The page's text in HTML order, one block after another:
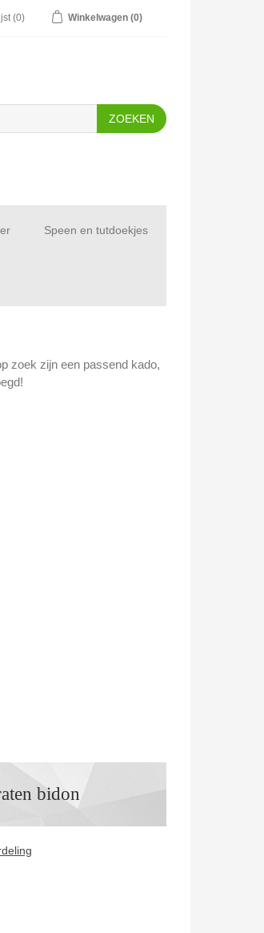
(0) Winkelwagen (0)
Speen en tutdoekjes
zoek zijn een passend kado,
bidon